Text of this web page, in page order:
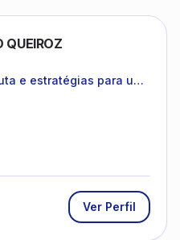
QUEIROZ
e estratégias para uma
Ver Perfil